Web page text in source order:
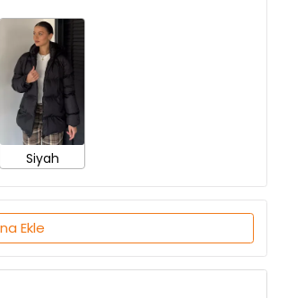
Siyah
Ekle